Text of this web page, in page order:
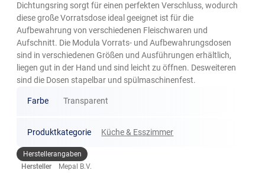
Dichtungsring sorgt für einen perfekten Verschluss, wodurch
diese große Vorratsdose ideal geeignet ist für die
Aufbewahrung von verschiedenen Fleischwaren und
Aufschnitt. Die Modula Vorrats- und Aufbewahrungsdosen
sind in verschiedenen Größen und Ausführungen erhältlich,
liegen gut in der Hand und sind leicht zu öffnen. Desweiteren
sind die Dosen stapelbar und spülmaschinenfest.
Farbe Transparent
Produktkategorie Küche & Esszimmer
Herstellerangaben
Hersteller
Mepal B.V.